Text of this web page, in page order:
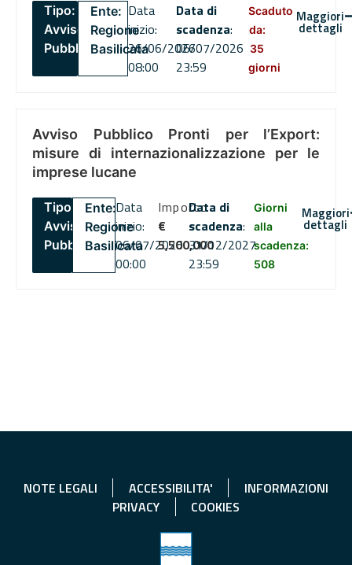
Tipo:
Avviso
Pubblico
Ente:
Regione
Basilicata
Data
inizio:
26/06/2026
08:00
Data di
scadenza:
06/07/2026
23:59
Scaduto
da:
35
giorni
Maggiori
dettagli
Avviso Pubblico Pronti per l’Export:
misure di internazionalizzazione per le
imprese lucane
Tipo:
Avviso
Pubblico
Ente:
Regione
Basilicata
Data
inizio:
06/07/2026
00:00
Importo
€
5,500,000
Data di
scadenza:
31/12/2027
23:59
Giorni
alla
scadenza:
508
Maggiori
dettagli
NOTE LEGALI ACCESSIBILITA'
INFORMAZIONI
PRIVACY
COOKIES